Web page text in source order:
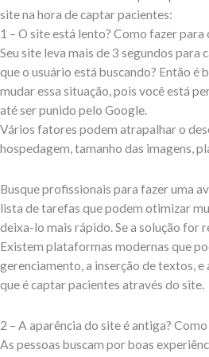
site na hora de captar pacientes:
1 – O site está lento? Como fazer
Seu site leva mais de 3 segundos para
que o usuário está buscando? Então é
mudar essa situação, pois você está
até ser punido pelo Google.
Vários fatores podem atrapalhar o
hospedagem, tamanho das imagens,
Busque profissionais para fazer uma
lista de tarefas que podem otimizar
deixa-lo mais rápido. Se a solução for
Existem plataformas modernas que
gerenciamento, a inserção de textos,
que é captar pacientes através do site.
2 – A aparência do site é antiga?
As pessoas buscam por boas